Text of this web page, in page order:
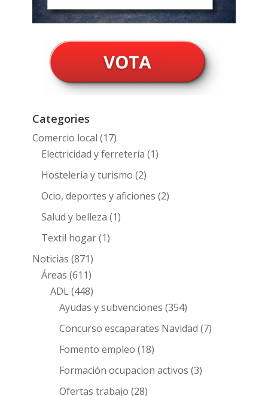
Categories
Comercio local (17)
Electricidad y ferretería (1)
Hosteleria y turismo (2)
Ocio, deportes y aficiones (2)
Salud y belleza (1)
Textil hogar(1)
Noticias (871)
Áreas (611)
ADL(448)
Ayudas y subvenciones (354)
Concurso escaparates Navidad (7)
Fomento empleo (18)
Formación ocupacion activos (3)
Ofertas trabajo (28)